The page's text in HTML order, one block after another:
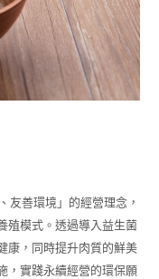
友善環境」的經營理念，
殖模式。透過導入益生菌
康，同時提升肉質的鮮美
，實踐永續經營的環保願